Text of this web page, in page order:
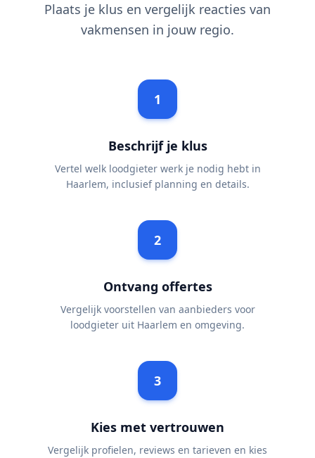
Plaats je klus en vergelijk reacties van
vakmensen in jouw regio.
1
Beschrijf je klus
Vertel welk loodgieter werk je nodig hebt in
Haarlem, inclusief planning en details.
2
Ontvang offertes
Vergelijk voorstellen van aanbieders voor
loodgieter uit Haarlem en omgeving.
3
Kies met vertrouwen
Vergelijk profielen, reviews en tarieven en kies